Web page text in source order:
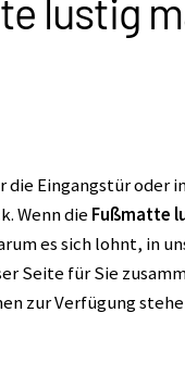
lustig
die Eingangstür oder
Wenn die Fußmatte
es sich lohnt, in
Seite für Sie
zur Verfügung